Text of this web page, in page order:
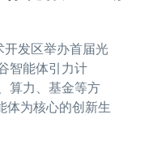
发区举办首届光
智能体引力计
算力、基金等方
体为核心的创新生